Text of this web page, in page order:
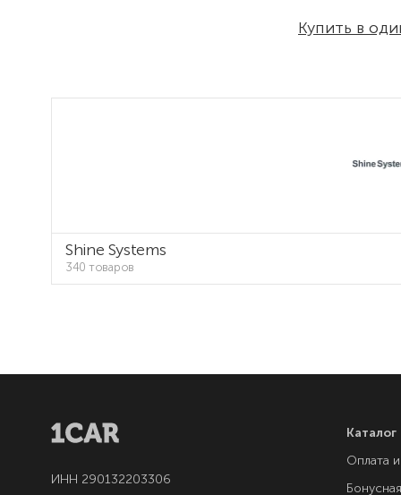
Купить в
Shine Systems
340 товаров
ИНН 290132203306
Каталог
Оплата